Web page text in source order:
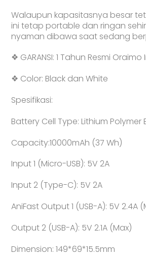
Walaupun kapasitasnya besar
ini tetap portable dan ringan
nyaman dibawa saat sedang
❖ GARANSI: 1 Tahun Resmi
❖ Color: Black dan White
Spesifikasi:
Battery Cell Type: Lithium Polymer
Capacity:10000mAh (37 Wh)
Input 1 (Micro-USB): 5V 2A
Input 2 (Type-C): 5V 2A
AniFast Output 1 (USB-A): 5V 2.4A
Output 2 (USB-A): 5V 2.1A (Max)
Dimension: 149*69*15.5mm